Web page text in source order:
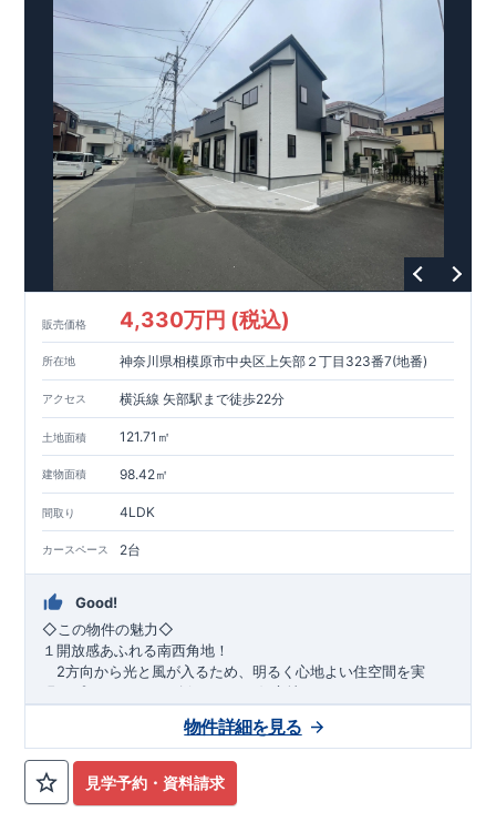
明るく開放的な空間を演出
暮らしに寄り添う住環境
～徒歩圏内～
教育環境
／コンビニ/ドラッグストア／ 公園
【教育施設】
せんだん保育園 約593m（徒歩8分）​新磯保育園 約
784m（徒歩10分）​新磯小学校 約 715m （徒歩9分） ​相陽中学
校 約2000m（徒歩25分）​
【買い物施設】
ローソン相模原磯部店 約
556m （徒歩7分）
ファミリーマート
14分）
（徒歩 たからやフレサ磯部店 約
分） 下磯部東子どもの広場 約
757m（徒歩10分）​新戸診療所 約772m
磯部郵便局 約900m（徒歩12分）​磯部クリニック 約
948m （徒歩12分）
■東栄住宅の家作り■​■ブルーミングガーデンのこだわり■
各タイトルをクリック↑ ​ 長期優良住宅取得
の技術基準をクリア☆】​１ 耐久性 ２劣化対策
住宅面積
５省エネルギー性
■住宅性能評価ダブル取得​スマートフォンで見やすい特設サイ
トはこちら
★​物件のご案内は、
スムーズにご案内が可能♪​お気軽にお問い合わせください♪​お
問い合わせお待ちしております
場合は、現地確認の他に近くにある同仕様の完成物件をご案内
致します。
販売価格 4,330万円 (税込)
所在地 神奈川県相模原市中央区上矢部２丁目323番7(地番)
アクセス 横浜線 矢部駅まで徒歩22分
土地面積 121.71㎡
建物面積 98.42㎡
間取り 4LDK
カースペース 2台
Good!
​◇この物件の魅力◇
１開放感あふれる南西角地！
2方向から光と風が入るため、明るく心地よい住空間を実
現。プライバシーも確保しやすい好立地です♪
自然と利便が両立するロケーション！
最寄りの矢部駅まで徒歩22分で、駅利用も可能。生活施設や
公園も身近にあり、快適な新生活が始められます♪
​◇アクセス◇
見学予約・資料請求
物件詳細を見る